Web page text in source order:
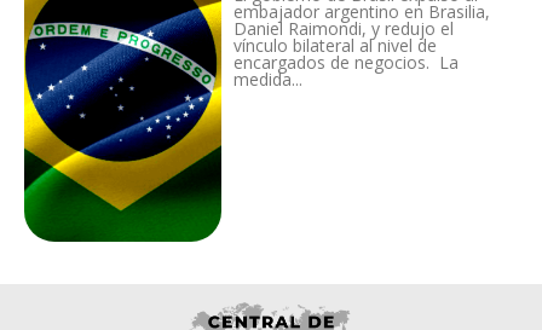
embajador argentino en Brasilia,
Daniel Raimondi, y redujo el
vínculo bilateral al nivel de
encargados de negocios. La
medida...